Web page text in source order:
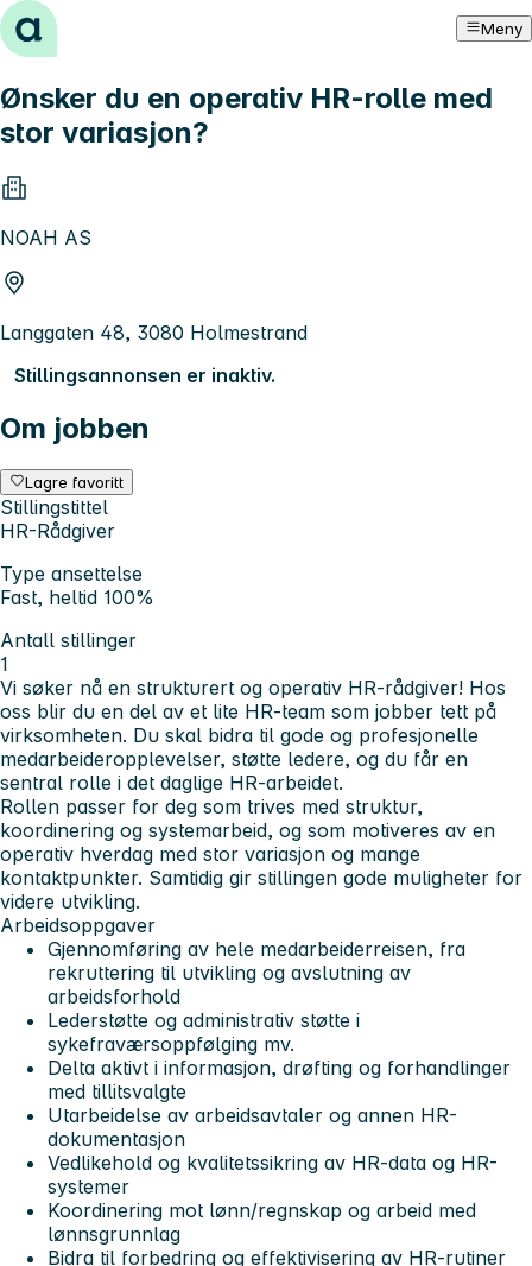
Hopp til innhold Meny
Ønsker du en operativ HR-rolle med
stor variasjon?
NOAH AS
Langgaten 48, 3080 Holmestrand
Stillingsannonsen er inaktiv.
Om jobben
Lagre favoritt
Stillingstittel
HR-Rådgiver
Type ansettelse
Fast, heltid 100%
Antall stillinger
1
Vi søker nå en strukturert og operativ HR-rådgiver! Hos
oss blir du en del av et lite HR-team som jobber tett på
virksomheten. Du skal bidra til gode og profesjonelle
medarbeideropplevelser, støtte ledere, og du får en
sentral rolle i det daglige HR-arbeidet.
Rollen passer for deg som trives med struktur,
koordinering og systemarbeid, og som motiveres av en
operativ hverdag med stor variasjon og mange
kontaktpunkter. Samtidig gir stillingen gode muligheter for
videre utvikling.
Arbeidsoppgaver
Gjennomføring av hele medarbeiderreisen, fra
rekruttering til utvikling og avslutning av
arbeidsforhold
Lederstøtte og administrativ støtte i
sykefraværsoppfølging mv.
Delta aktivt i informasjon, drøfting og forhandlinger
med tillitsvalgte
Utarbeidelse av arbeidsavtaler og annen HR-
dokumentasjon
Vedlikehold og kvalitetssikring av HR-data og HR-
systemer
Koordinering mot lønn/regnskap og arbeid med
lønnsgrunnlag
Bidra til forbedring og effektivisering av HR-rutiner